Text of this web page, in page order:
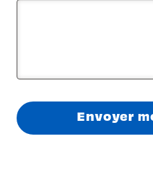
Envoyer